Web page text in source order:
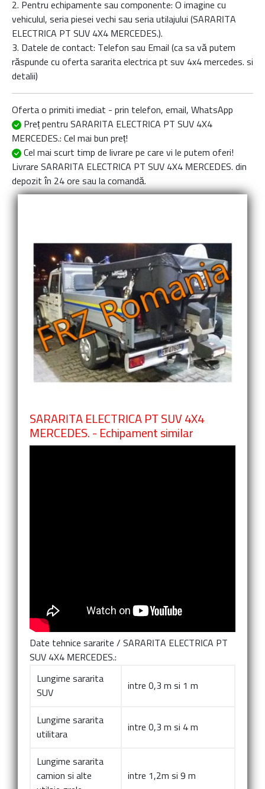
2. Pentru echipamente sau componente: O imagine cu
vehiculul, seria piesei vechi sau seria utilajului (SARARITA
ELECTRICA PT SUV 4X4 MERCEDES.).
3. Datele de contact: Telefon sau Email (ca sa vă putem
răspunde cu oferta sararita electrica pt suv 4x4 mercedes. si
detalii)
Oferta o primiti imediat - prin telefon, email, WhatsApp
Preț pentru SARARITA ELECTRICA PT SUV 4X4
MERCEDES.: Cel mai bun preț!
Cel mai scurt timp de livrare pe care vi le putem oferi!
Livrare SARARITA ELECTRICA PT SUV 4X4 MERCEDES. din
depozit în 24 ore sau la comandă.
SARARITA ELECTRICA PT SUV 4X4
MERCEDES. - Echipament similar
Date tehnice sararite / SARARITA ELECTRICA PT
SUV 4X4 MERCEDES.:
Lungime sararita
SUV
intre 0,3 m si 1 m
Lungime sararita
utilitara
intre 0,3 m si 4 m
Lungime sararita
camion si alte
intre 1,2m si 9 m